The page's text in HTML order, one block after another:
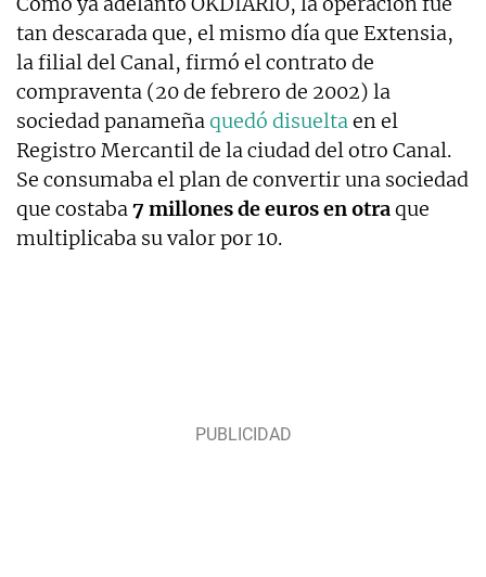
tan descarada que, el mismo día que Extensia,
la filial del Canal, firmó el contrato de
compraventa (20 de febrero de 2002) la
sociedad panameñaquedó disueltaen el
Registro Mercantil de la ciudad del otro Canal.
Se consumaba el plan de convertir una sociedad
que costaba7 millones de euros en otraque
multiplicaba su valor por 10.